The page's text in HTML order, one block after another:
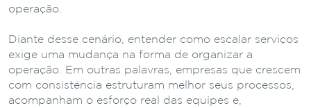
operação.
Diante desse cenário, entender como escalar serviços
exige uma mudança na forma de organizar a
operação. Em outras palavras, empresas que crescem
com consistência estruturam melhor seus processos,
acompanham o esforço real das equipes e,